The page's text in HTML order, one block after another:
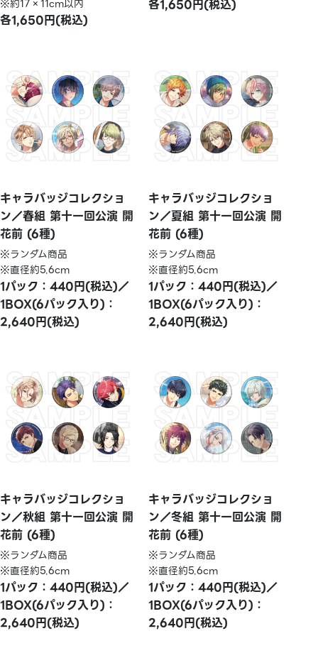
※約17×11cm以内
各1,650円(税込)
各1,650円(税込)
キャラバッジコレクショ
ン／春組 第十一回公演 開
花前 (6種)
※ランダム商品
※直径約5.6cm
1パック：440円(税込)／
1BOX(6パック入り)：
2,640円(税込)
キャラバッジコレクショ
ン／夏組 第十一回公演 開
花前 (6種)
※ランダム商品
※直径約5.6cm
1パック：440円(税込)／
1BOX(6パック入り)：
2,640円(税込)
キャラバッジコレクショ
ン／秋組 第十一回公演 開
花前 (6種)
※ランダム商品
※直径約5.6cm
1パック：440円(税込)／
1BOX(6パック入り)：
2,640円(税込)
キャラバッジコレクショ
ン／冬組 第十一回公演 開
花前 (6種)
※ランダム商品
※直径約5.6cm
1パック：440円(税込)／
1BOX(6パック入り)：
2,640円(税込)